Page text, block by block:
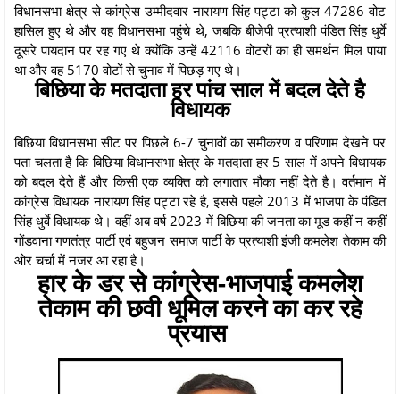
विधानसभा क्षेत्र से कांग्रेस उम्मीदवार नारायण सिंह पट्टा को कुल 47286 वोट
हासिल हुए थे और वह विधानसभा पहुंचे थे, जबकि बीजेपी प्रत्याशी पंडित सिंह धुर्वे
दूसरे पायदान पर रह गए थे क्योंकि उन्हें 42116 वोटरों का ही समर्थन मिल पाया
था और वह 5170 वोटों से चुनाव में पिछड़ गए थे।
बिछिया के मतदाता हर पांच साल में बदल देते है
विधायक
बिछिया विधानसभा सीट पर पिछले 6-7 चुनावों का समीकरण व परिणाम देखने पर
पता चलता है कि बिछिया विधानसभा क्षेत्र के मतदाता हर 5 साल में अपने विधायक
को बदल देते हैं और किसी एक व्यक्ति को लगातार मौका नहीं देते है। वर्तमान में
कांग्रेस विधायक नारायण सिंह पट्टा रहे है, इससे पहले 2013 में भाजपा के पंडित
सिंह धुर्वे विधायक थे। वहीं अब वर्ष 2023 में बिछिया की जनता का मूड कहीं न कहीं
गोंडवाना गणतंत्र पार्टी एवं बहुजन समाज पार्टी के प्रत्याशी इंजी कमलेश तेकाम की
ओर चर्चा में नजर आ रहा है।
हार के डर से कांग्रेस-भाजपाई कमलेश
तेकाम की छवी धूमिल करने का कर रहे
प्रयास